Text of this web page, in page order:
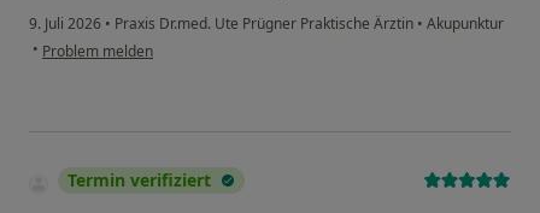
9. Juli 2026 • Praxis Dr.med. Ute Prügner Praktische Ärztin • Akupunktur
• Problem melden
Termin verifiziert